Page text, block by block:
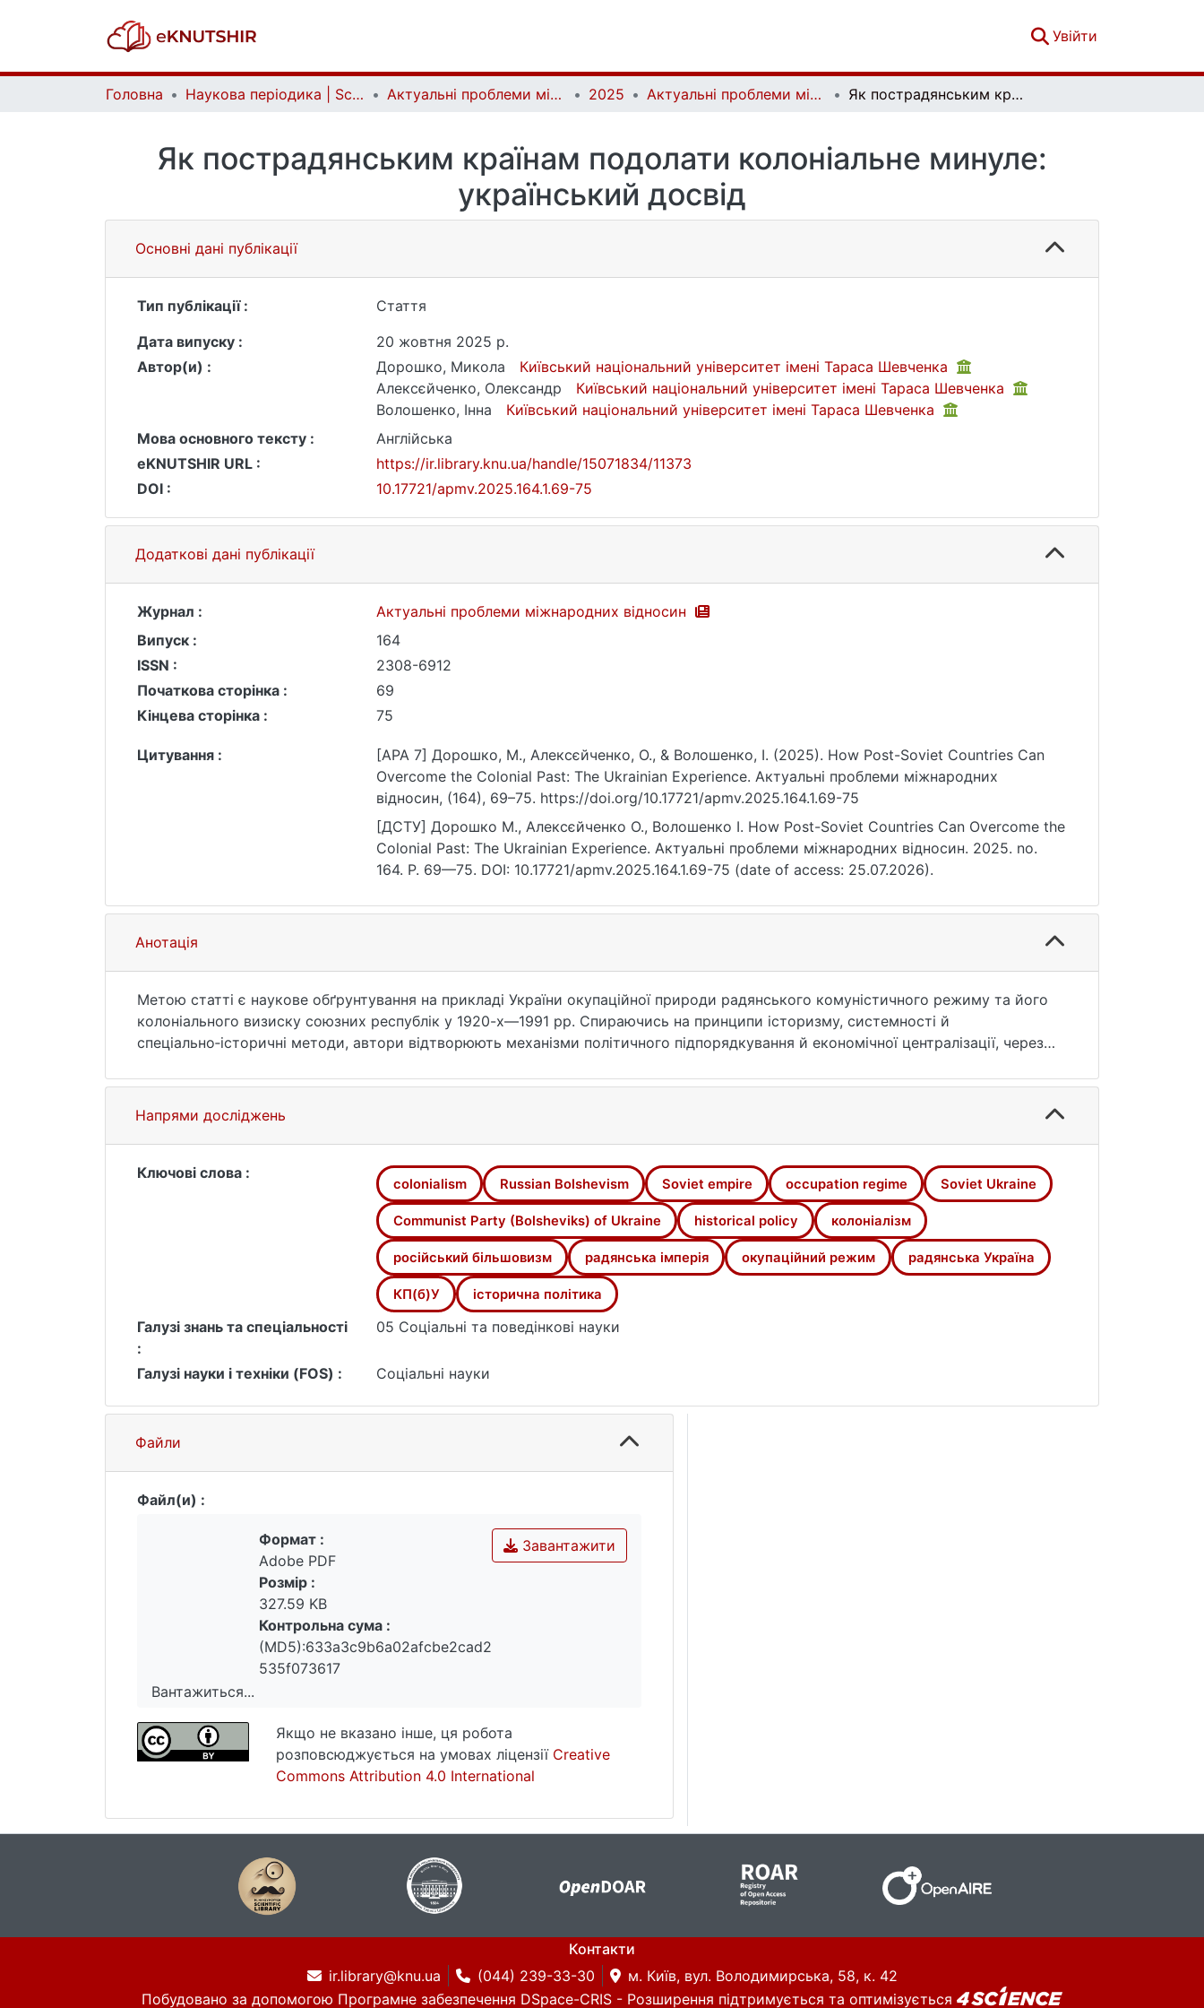
Увійти
Головна Наукова періодика | Scientific periodicals Актуальні проблеми міжнародних відносин | Аctual Problems of International Relations 2025 Актуальні проблеми міжнародних відносин. Вип. 164 Як пострадянським країнам подолати колоніальне минуле: український досвід
Як пострадянським країнам подолати колоніальне минуле:
український досвід
Основні дані публікації
Тип публікації :
Стаття
Дата випуску :
20 жовтня 2025 р.
Автор(и) :
Дорошко, Микола
Київський національний університет імені Тараса Шевченка
Алексєйченко, Олександр
Київський національний університет імені Тараса Шевченка
Волошенко, Інна
Київський національний університет імені Тараса Шевченка
Мова основного тексту :
Англійська
eKNUTSHIR URL :
https://ir.library.knu.ua/handle/15071834/11373
DOI :
10.17721/apmv.2025.164.1.69-75
Додаткові дані публікації
Журнал :
Актуальні проблеми міжнародних відносин
Випуск :
164
ISSN :
2308-6912
Початкова сторінка :
69
Кінцева сторінка :
75
Цитування :
[APA 7] Дорошко, М., Алексєйченко, О., & Волошенко, І. (2025). How Post-Soviet Countries Can
Overcome the Colonial Past: The Ukrainian Experience. Актуальні проблеми міжнародних
відносин, (164), 69–75. https://doi.org/10.17721/apmv.2025.164.1.69-75
[ДСТУ] Дорошко М., Алексєйченко О., Волошенко І. How Post-Soviet Countries Can Overcome the
Colonial Past: The Ukrainian Experience. Актуальні проблеми міжнародних відносин. 2025. no.
164. P. 69—75. DOI: 10.17721/apmv.2025.164.1.69-75 (date of access: 25.07.2026).
Анотація
Метою статті є наукове обґрунтування на прикладі України окупаційної природи радянського комуністичного режиму та його
колоніального визиску союзних республік у 1920-х—1991 рр. Спираючись на принципи історизму, системності й
спеціально‑історичні методи, автори відтворюють механізми політичного підпорядкування й економічної централізації, через
залежну від Москви. На основі класичних і нових праць (Волобуєв; Мазлах і Шахрай; Винниченко; Мотиль; Шпорлюк; Гриневич)
та архівних матеріалів доводиться, що радянська Україна фактично функціонувала як колоніально залежна територія. Окрему
увагу приділено демографічній інженерії, русифікації та довгостроковим наслідкам Голодомору для ідентичності й
державотворення. Стаття обстоює необхідність цілісної історичної політики як інструмента подолання колоніальної спадщини в
пострадянських державах: поза перейменуваннями йдеться про готовність відповідати на «незручні» запитання щодо
імперського характеру СРСР і звільнення колективної пам’яті від імперських наративів. Така політика є передумовою
консолідації суверенітету та міжнародної суб’єктності на пострадянському просторі.
Напрями досліджень
Ключові слова :
colonialism Russian Bolshevism Soviet empire occupation regime Soviet Ukraine
Communist Party (Bolsheviks) of Ukraine historical policy колоніалізм
російський більшовизм радянська імперія окупаційний режим радянська Україна
КП(б)У історична політика
Галузі знань та спеціальності
:
05 Соціальні та поведінкові науки
Галузі науки і техніки (FOS) : Соціальні науки
Файли
Файл(и) :
Вантажиться...
Вантажиться...
Завантажити
Формат :
Adobe PDF
Розмір :
327.59 KB
Контрольна сума :
(MD5):633a3c9b6a02afcbe2cad2
535f073617
Якщо не вказано інше, ця робота
розповсюджується на умовах ліцензії Creative
Commons Attribution 4.0 International
Контакти
ir.library@knu.ua
(044) 239-33-30
м. Київ, вул. Володимирська, 58, к. 42
Побудовано за допомогою Програмне забезпечення DSpace-CRIS - Розширення підтримується та оптимізується